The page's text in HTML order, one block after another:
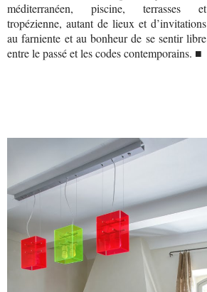
méditerranéen, piscine, terrasses et
tropézienne, autant de lieux et d’invitations
au farniente et au bonheur de se sentir libre
entre le passé et les codes contemporains. ■